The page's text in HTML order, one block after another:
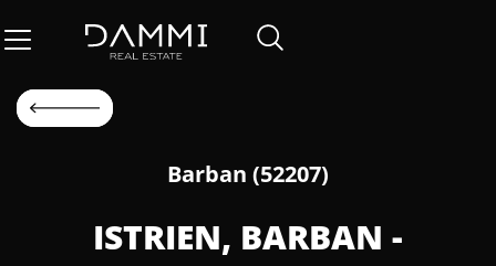
Barban (52207)
ISTRIEN, BARBAN -